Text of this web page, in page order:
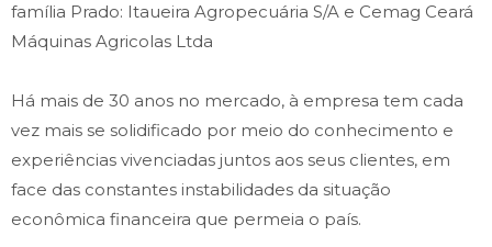
família Prado: Itaueira Agropecuária S/A e Cemag Ceará
Máquinas Agricolas Ltda
Há mais de 30 anos no mercado, à empresa tem cada
vez mais se solidificado por meio do conhecimento e
experiências vivenciadas juntos aos seus clientes, em
face das constantes instabilidades da situação
econômica financeira que permeia o país.